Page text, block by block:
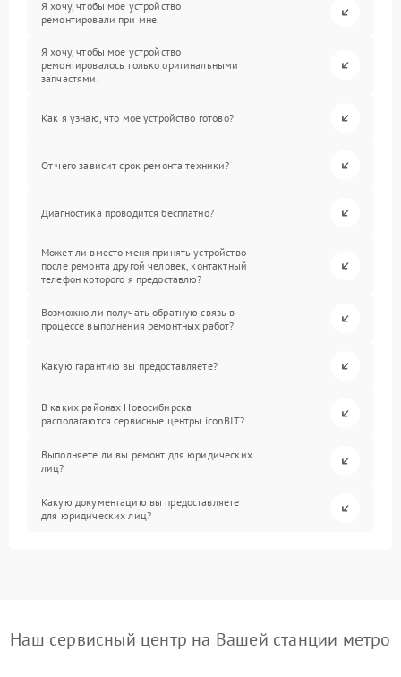
Я хочу, чтобы мое устройство
ремонтировали при мне.
Я хочу, чтобы мое устройство
ремонтировалось только оригинальными
запчастями.
Как я узнаю, что мое устройство готово?
От чего зависит срок ремонта техники?
Диагностика проводится бесплатно?
Может ли вместо меня принять устройство
после ремонта другой человек, контактный
телефон которого я предоставлю?
Возможно ли получать обратную связь в
процессе выполнения ремонтных работ?
Какую гарантию вы предоставляете?
В каких районах Новосибирска
располагаются сервисные центры iconBIT?
Выполняете ли вы ремонт для юридических
лиц?
Какую документацию вы предоставляете
для юридических лиц?
Наш сервисный центр на Вашей станции метро